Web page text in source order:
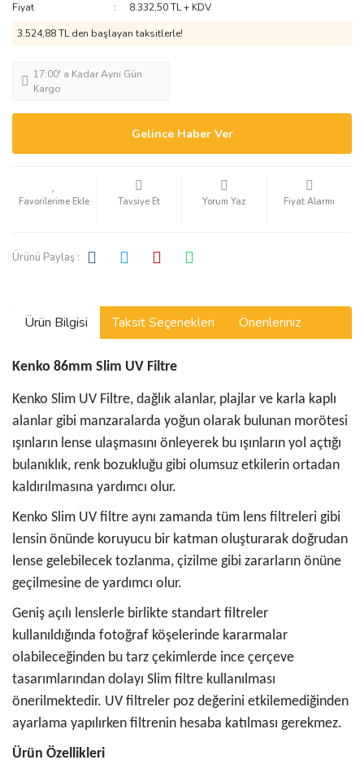
Fiyat
8.332,50 TL + KDV
3.524,88 TL den başlayan taksitlerle!
17:00' a Kadar Aynı Gün
Kargo
Gelince Haber Ver
Tavsiye Et Yorum Yaz Fiyat Alarmı
Ürünü Paylaş :
Ürün Bilgisi Taksit Seçenekleri Önerileriniz
Kenko 86mm Slim UV Filtre
Kenko Slim UV Filtre, dağlık alanlar, plajlar ve karla kaplı
alanlar gibi manzaralarda yoğun olarak bulunan morötesi
ışınların lense ulaşmasını önleyerek bu ışınların yol açtığı
bulanıklık, renk bozukluğu gibi olumsuz etkilerin ortadan
kaldırılmasına yardımcı olur.
Kenko Slim UV filtre aynı zamanda tüm lens filtreleri gibi
lensin önünde koruyucu bir katman oluşturarak doğrudan
lense gelebilecek tozlanma, çizilme gibi zararların önüne
geçilmesine de yardımcı olur.
Geniş açılı lenslerle birlikte standart filtreler
kullanıldığında fotoğraf köşelerinde kararmalar
olabileceğinden bu tarz çekimlerde ince çerçeve
tasarımlarından dolayı Slim filtre kullanılması
önerilmektedir. UV filtreler poz değerini etkilemediğinden
ayarlama yapılırken filtrenin hesaba katılması gerekmez.
Ürün Özellikleri